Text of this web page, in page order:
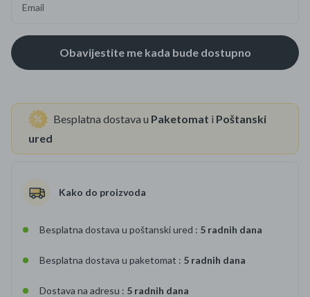
Email
Besplatna dostava u Paketomat i Poštanski
ured
Kako do proizvoda
Besplatna dostava u poštanski ured : 5 radnih dana
Besplatna dostava u paketomat : 5 radnih dana
Dostava na adresu : 5 radnih dana